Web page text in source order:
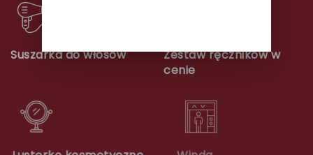
Suszarka do włosów
Zestaw ręczników w
cenie